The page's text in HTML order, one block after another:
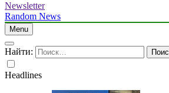
Newsletter
Random News
Menu
Найти:
Headlines